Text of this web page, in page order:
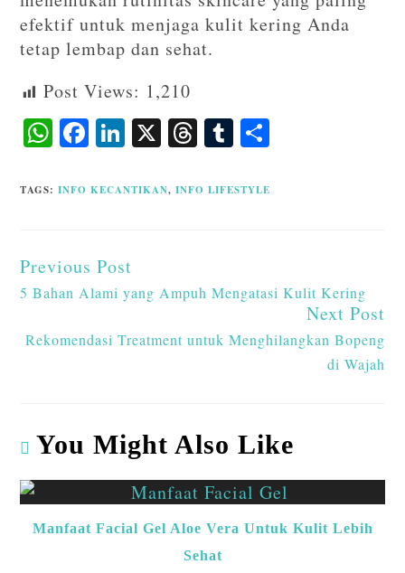
efektif untuk menjaga kulit kering Anda
tetap lembap dan sehat.
Post Views: 1,210
W
ts
p
F
eb
k
Li
ke
X T
ea
T
m
TAGS:INFO KECANTIKAN, INFO LIFESTYLE
Previous Post
5 Bahan Alami yang Ampuh Mengatasi Kulit Kering
Next Post
Rekomendasi Treatment untuk Menghilangkan Bopeng
di Wajah
You Might Also Like
Manfaat Facial Gel Aloe Vera Untuk Kulit Lebih
Sehat